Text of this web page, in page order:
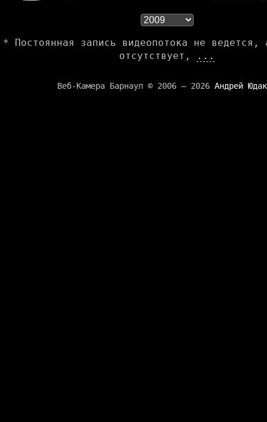
* Постоянная запись видеопотока не ведется,
отсутствует,
...
Веб-Камера Барнаул © 2006 — 2026 Андрей